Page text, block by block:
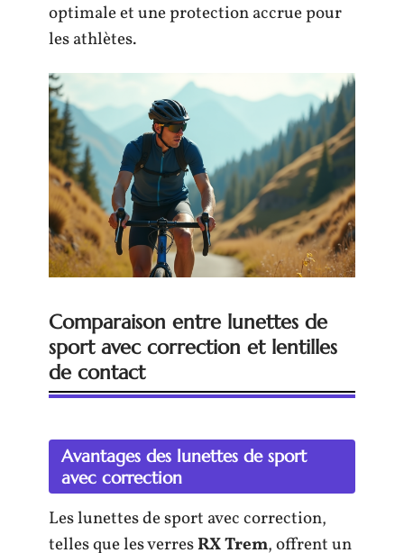
optimale et une protection accrue pour
les athlètes.
Comparaison entre lunettes de
sport avec correction et lentilles
de contact
Avantages des lunettes de sport
avec correction
Les lunettes de sport avec correction,
telles que les verresRX Trem, offrent un